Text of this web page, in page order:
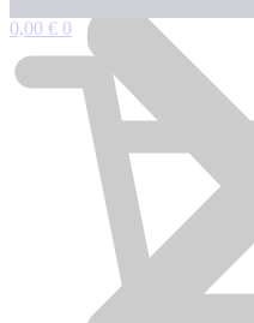
0,00 € 0